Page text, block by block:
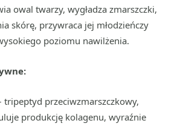
owal twarzy, wygładza zmarszczki,
skórę, przywraca jej młodzieńczy
poziomu nawilżenia.
tripeptyd przeciwzmarszczkowy,
produkcję kolagenu, wyraźnie